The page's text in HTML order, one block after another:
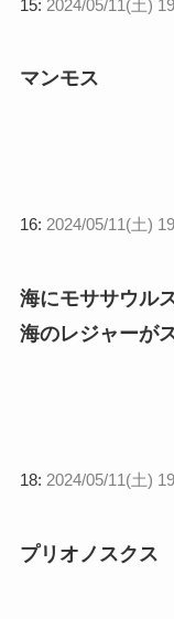
15: 2024/05/11(土)
マンモス
16: 2024/05/11(土)
海にモササウル
海のレジャーが
18: 2024/05/11(土)
プリオノスクス